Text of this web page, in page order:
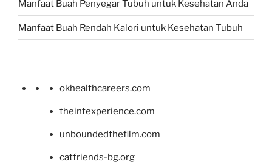
Manfaat Buah Penyegar Tubuh untuk Kesehatan Anda
Manfaat Buah Rendah Kalori untuk Kesehatan Tubuh
okhealthcareers.com
theintexperience.com
unboundedthefilm.com
catfriends-bg.org